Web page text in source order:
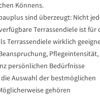
Könnens.
sind überzeugt: Nicht
Terrassendiele ist für
Terrassendiele wirklich
Pflegeintensität,
persönlichen Bedürfnisse
Auswahl der bestmöglichen
gehören